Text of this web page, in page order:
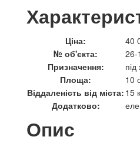
Ціна:
40
№ об'єкта:
26-
Призначення:
Площа:
10
Віддаленість від міста: 15
Додатково:
Опис